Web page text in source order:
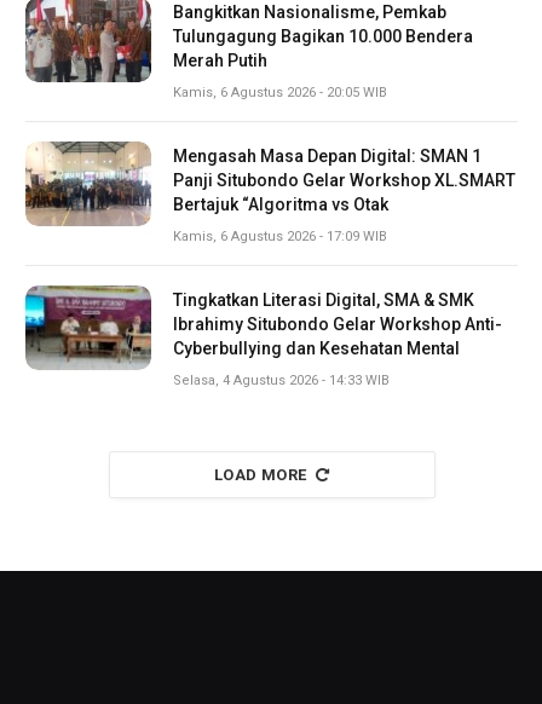
Bangkitkan Nasionalisme, Pemkab
Tulungagung Bagikan 10.000 Bendera
Merah Putih
Kamis, 6 Agustus 2026 - 20:05 WIB
Mengasah Masa Depan Digital: SMAN 1
Panji Situbondo Gelar Workshop XL.SMART
Bertajuk “Algoritma vs Otak
Kamis, 6 Agustus 2026 - 17:09 WIB
Tingkatkan Literasi Digital, SMA & SMK
Ibrahimy Situbondo Gelar Workshop Anti-
Cyberbullying dan Kesehatan Mental
Selasa, 4 Agustus 2026 - 14:33 WIB
LOAD MORE